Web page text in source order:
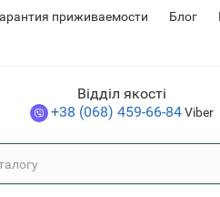
приживаемости Блог
Відділ якості
+38 (068) 459-66-84Viber